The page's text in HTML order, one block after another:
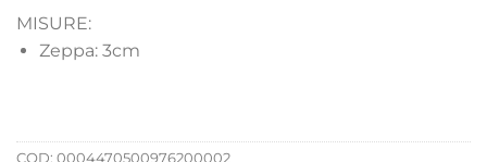
MISURE:
Zeppa: 3cm
COD: 0004470500976200002